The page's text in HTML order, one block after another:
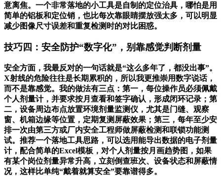
意离焦。一个非常落地的小工具是自制的定位治具，哪怕是用
简单的铝板和定位销，也比每次靠眼睛摆放强太多，可以明显
减少图像尺寸误差和重复检测时的对比困惑。
技巧四：安全防护“数字化”，别靠感觉判断剂量
安全方面，我最反对的一句话就是“这么多年了，都没出事”。
X射线的危险往往是长期累积的，所以我更推崇用数字说话，
而不是靠感觉。我的做法有三点：第一，每位操作员必须佩戴
个人剂量计，并要求按月查看和签字确认，形成闭环记录；第
二，设备周边布点放置环境剂量监测仪，尤其是门缝、观察
窗、机箱边缘等位置，定期复测屏蔽效果；第三，每年至少安
排一次由第三方或厂内安全工程师做屏蔽检测和联锁功能测
试。推荐一个落地工具思路，可以选用能导出数据的电子剂量
计，配合简单的Excel模板，对个人剂量按月画趋势图，如果
有某个岗位剂量异常升高，立刻倒查班次、设备状态和屏蔽情
况，这样比单纯“戴着就算安全”要靠谱得多。